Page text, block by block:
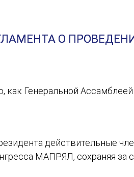
XV КОНГРЕСС
О
как Генеральной
действительные
МАПРЯЛ, сохраняя за